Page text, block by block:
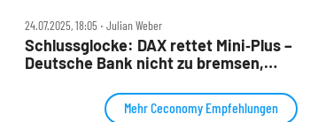
Rheinmetall, Siemens Energy, SMA
Solar im Check
24.07.2025, 18:05 ‧ Julian Weber
Schlussglocke: DAX rettet Mini‑Plus –
Deutsche Bank nicht zu bremsen,
Mehr Ceconomy Empfehlungen